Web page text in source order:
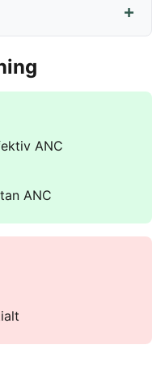
ANC
ANC